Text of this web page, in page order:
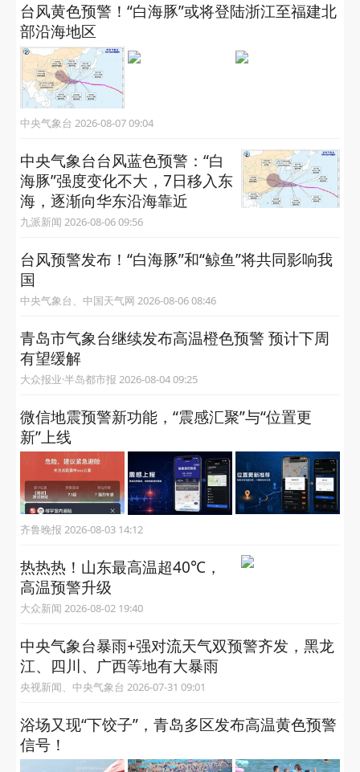
台风黄色预警！“白海豚”或将登陆浙江至福建北
部沿海地区
中央气象台 2026-08-07 09:04
中央气象台台风蓝色预警：“白
海豚”强度变化不大，7日移入东
海，逐渐向华东沿海靠近
九派新闻 2026-08-06 09:56
台风预警发布！“白海豚”和“鲸鱼”将共同影响我
国
中央气象台、中国天气网 2026-08-06 08:46
青岛市气象台继续发布高温橙色预警 预计下周
有望缓解
大众报业·半岛都市报 2026-08-04 09:25
微信地震预警新功能，“震感汇聚”与“位置更
新”上线
齐鲁晚报 2026-08-03 14:12
热热热！山东最高温超40℃，
高温预警升级
大众新闻 2026-08-02 19:40
中央气象台暴雨+强对流天气双预警齐发，黑龙
江、四川、广西等地有大暴雨
央视新闻、中央气象台 2026-07-31 09:01
浴场又现“下饺子”，青岛多区发布高温黄色预警
信号！